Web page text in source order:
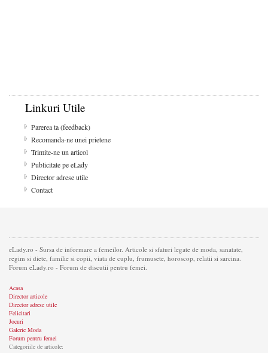
Linkuri Utile
Parerea ta (feedback)
Recomanda-ne unei prietene
Trimite-ne un articol
Publicitate pe eLady
Director adrese utile
Contact
eLady.ro - Sursa de informare a femeilor. Articole si sfaturi legate de moda, sanatate,
regim si diete, familie si copii, viata de cuplu, frumusete, horoscop, relatii si sarcina.
Forum eLady.ro - Forum de discutii pentru femei.
Acasa
Director articole
Director adrese utile
Felicitari
Jocuri
Galerie Moda
Forum pentru femei
Categoriile de articole: